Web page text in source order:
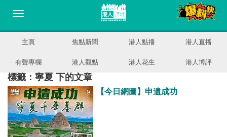
主頁 焦點新聞 港人點播 港人直播
有聲專欄 港人觀點 港人花生 港人博評
標籤：寧夏 下的文章
【今日網圖】申遺成功